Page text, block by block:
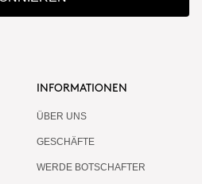
INFORMATIONEN
ÜBER UNS
GESCHÄFTE
WERDE BOTSCHAFTER